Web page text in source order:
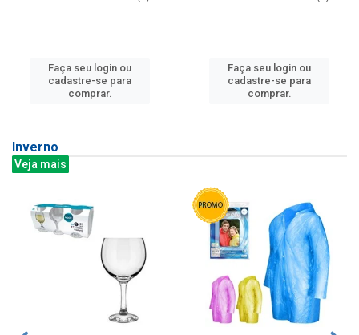
Faça seu login ou
cadastre-se para
comprar.
Faça seu login ou
cadastre-se para
comprar.
Inverno
Veja mais